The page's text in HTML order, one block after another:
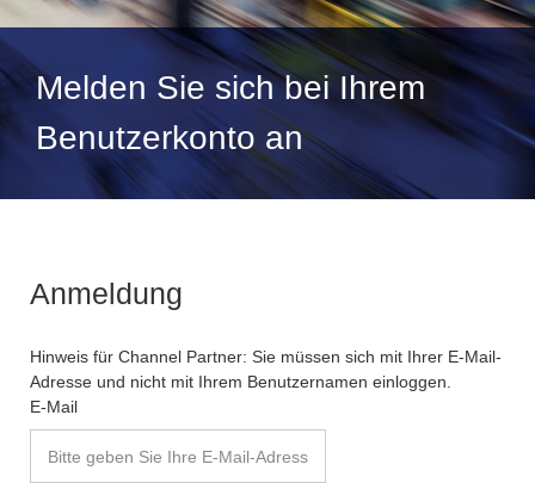
Melden Sie sich bei Ihrem
Benutzerkonto an
Anmeldung
Hinweis für Channel Partner: Sie müssen sich mit Ihrer E-Mail-
Adresse und nicht mit Ihrem Benutzernamen einloggen.
E-Mail